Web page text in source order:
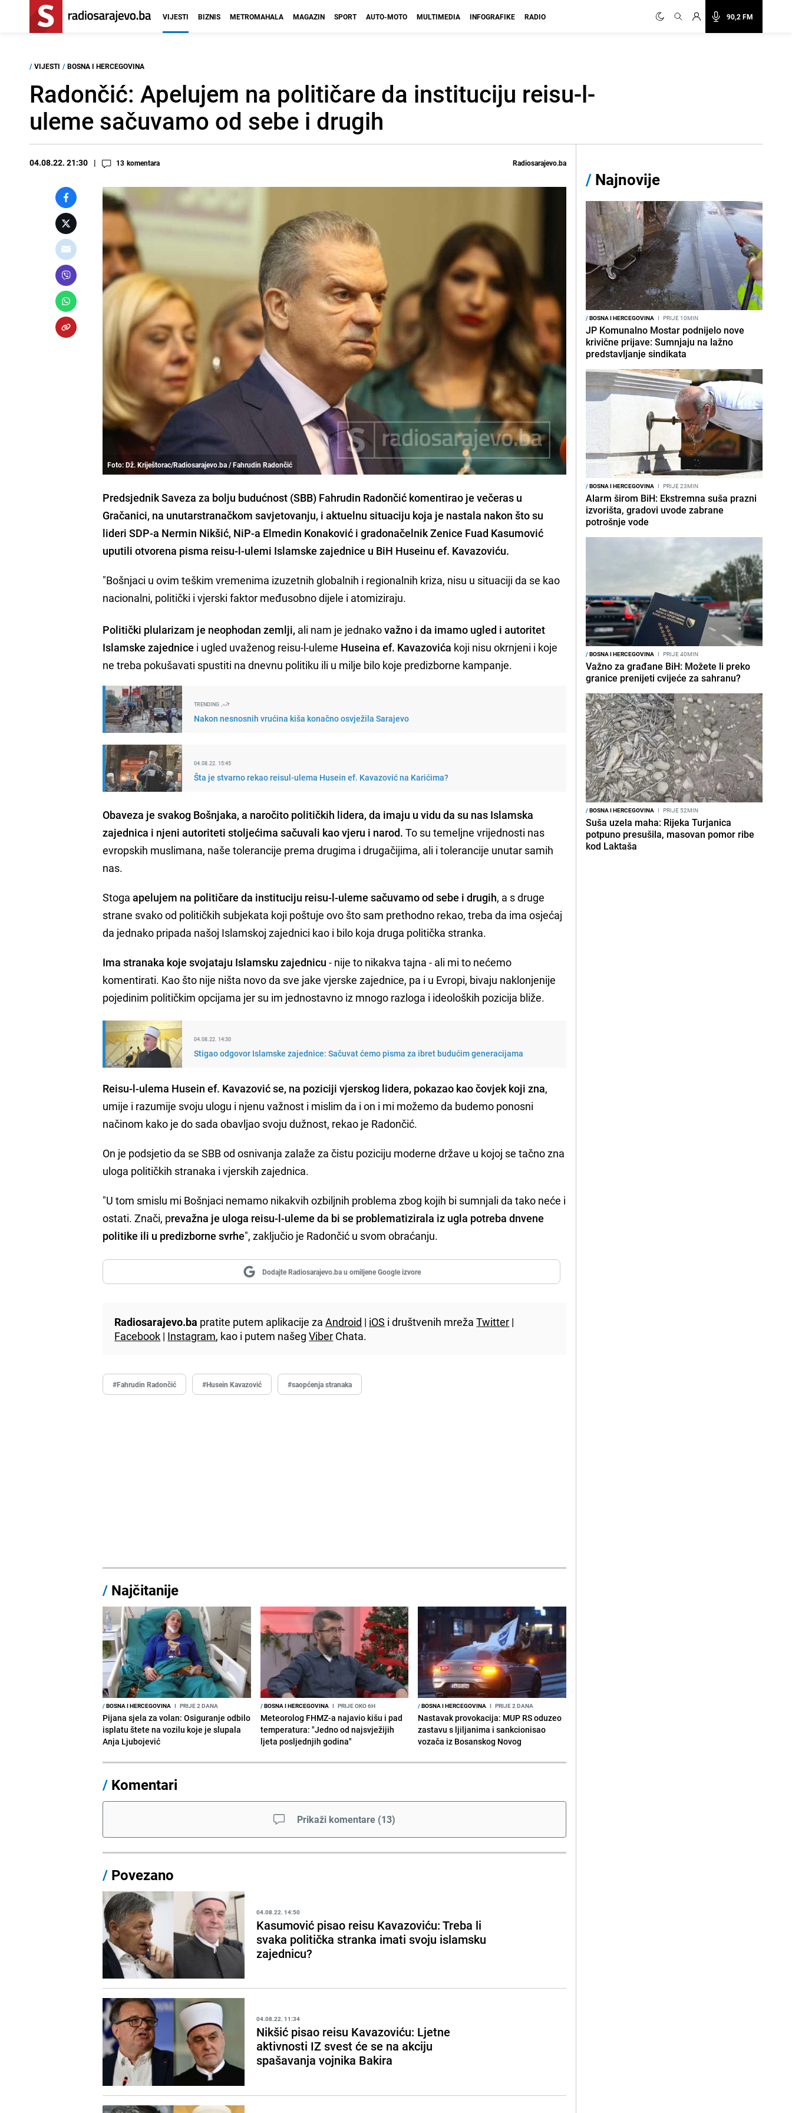
90,2 FM
VIJESTI BIZNIS METROMAHALA MAGAZIN SPORT AUTO-MOTO MULTIMEDIA INFOGRAFIKE RADIO
/ VIJESTI / BOSNA I HERCEGOVINA
Radončić: Apelujem na političare da instituciju reisu-l-
uleme sačuvamo od sebe i drugih
04.08.22. 21:30 13 komentara Radiosarajevo.ba
Foto: Dž. Kriještorac/Radiosarajevo.ba / Fahrudin Radončić
Predsjednik Saveza za bolju budućnost (SBB) Fahrudin Radončić komentirao je večeras u
Gračanici, na unutarstranačkom savjetovanju, i aktuelnu situaciju koja je nastala nakon što su
lideri SDP-a Nermin Nikšić, NiP-a Elmedin Konaković i gradonačelnik Zenice Fuad Kasumović
uputili otvorena pisma reisu-l-ulemi Islamske zajednice u BiH Huseinu ef. Kavazoviću.
"Bošnjaci u ovim teškim vremenima izuzetnih globalnih i regionalnih kriza, nisu u situaciji da se kao
nacionalni, politički i vjerski faktor međusobno dijele i atomiziraju.
Politički plularizam je neophodan zemlji, ali nam je jednakovažno i da imamo ugled i autoritet
Islamske zajednice i ugled uvaženog reisu-l-uleme Huseina ef. Kavazovića koji nisu okrnjeni i koje
ne treba pokušavati spustiti na dnevnu politiku ili u milje bilo koje predizborne kampanje.
TRENDING
Nakon nesnosnih vrućina kiša konačno osvježila Sarajevo
04.08.22. 15:45
Šta je stvarno rekao reisul-ulema Husein ef. Kavazović na Karićima?
Obaveza je svakog Bošnjaka, a naročito političkih lidera, da imaju u vidu da su nas Islamska
zajednica i njeni autoriteti stoljećima sačuvali kao vjeru i narod. To su temeljne vrijednosti nas
evropskih muslimana, naše tolerancije prema drugima i drugačijima, ali i tolerancije unutar samih
nas.
Stogaapelujem na političare da instituciju reisu-l-uleme sačuvamo od sebe i drugih, a s druge
strane svako od političkih subjekata koji poštuje ovo što sam prethodno rekao, treba da ima osjećaj
da jednako pripada našoj Islamskoj zajednici kao i bilo koja druga politička stranka.
Ima stranaka koje svojataju Islamsku zajednicu - nije to nikakva tajna - ali mi to nećemo
komentirati. Kao što nije ništa novo da sve jake vjerske zajednice, pa i u Evropi, bivaju naklonjenije
pojedinim političkim opcijama jer su im jednostavno iz mnogo razloga i ideoloških pozicija bliže.
04.08.22. 14:30
Stigao odgovor Islamske zajednice: Sačuvat ćemo pisma za ibret budućim generacijama
Reisu-l-ulema Husein ef. Kavazović se, na poziciji vjerskog lidera, pokazao kao čovjek koji zna,
umije i razumije svoju ulogu i njenu važnost i mislim da i on i mi možemo da budemo ponosni
načinom kako je do sada obavljao svoju dužnost, rekao je Radončić.
On je podsjetio da se SBB od osnivanja zalaže za čistu poziciju moderne države u kojoj se tačno zna
uloga političkih stranaka i vjerskih zajednica.
"U tom smislu mi Bošnjaci nemamo nikakvih ozbiljnih problema zbog kojih bi sumnjali da tako neće i
ostati. Znači, prevažna je uloga reisu-l-uleme da bi se problematizirala iz ugla potreba dnvene
politike ili u predizborne svrhe", zaključio je Radončić u svom obraćanju.
Dodajte Radiosarajevo.ba u omiljene Google izvore
Radiosarajevo.ba pratite putem aplikacije zaAndroid | iOS i društvenih mrežaTwitter |
Facebook | Instagram, kao i putem našegViber Chata.
#Fahrudin Radončić #Husein Kavazović #saopćenja stranaka
/ Najčitanije
/BOSNA I HERCEGOVINA I PRIJE 2 DANA
Pijana sjela za volan: Osiguranje odbilo
isplatu štete na vozilu koje je slupala
Anja Ljubojević
/BOSNA I HERCEGOVINA I PRIJE OKO 6H
Meteorolog FHMZ-a najavio kišu i pad
temperatura: "Jedno od najsvježijih
ljeta posljednjih godina"
/BOSNA I HERCEGOVINA I PRIJE 2 DANA
Nastavak provokacija: MUP RS oduzeo
zastavu s ljiljanima i sankcionisao
vozača iz Bosanskog Novog
/ Komentari
Prikaži komentare (13)
/ Povezano
04.08.22. 14:50
Kasumović pisao reisu Kavazoviću: Treba li
svaka politička stranka imati svoju islamsku
zajednicu?
04.08.22. 11:34
Nikšić pisao reisu Kavazoviću: Ljetne
aktivnosti IZ svest će se na akciju
spašavanja vojnika Bakira
/ Najnovije
/BOSNA I HERCEGOVINA I PRIJE 10MIN
JP Komunalno Mostar podnijelo nove
krivične prijave: Sumnjaju na lažno
predstavljanje sindikata
/BOSNA I HERCEGOVINA I PRIJE 23MIN
Alarm širom BiH: Ekstremna suša prazni
izvorišta, gradovi uvode zabrane
potrošnje vode
/BOSNA I HERCEGOVINA I PRIJE 40MIN
Važno za građane BiH: Možete li preko
granice prenijeti cvijeće za sahranu?
/BOSNA I HERCEGOVINA I PRIJE 52MIN
Suša uzela maha: Rijeka Turjanica
potpuno presušila, masovan pomor ribe
kod Laktaša